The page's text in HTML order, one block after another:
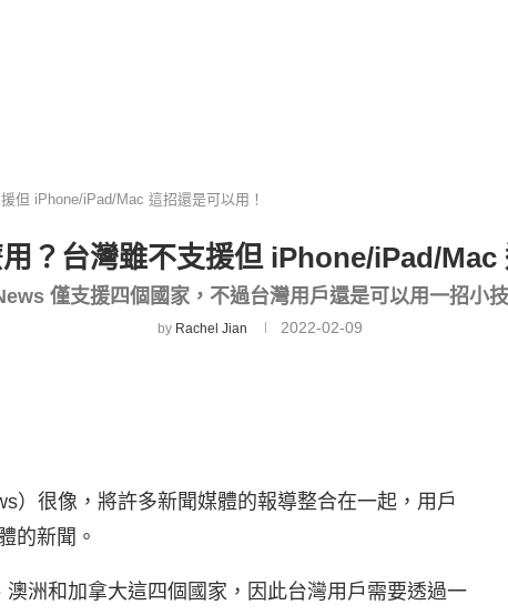
但 iPhone/iPad/Mac 這招還是可以用！
？台灣雖不支援但 iPhone/iPad/Mac
僅支援四個國家，不過台灣用戶還是可以用一招小
by Rachel Jian 2022-02-09
）很像，將許多新聞媒體的報導整合在一起，用戶
的新聞。
洲和加拿大這四個國家，因此台灣用戶需要透過一